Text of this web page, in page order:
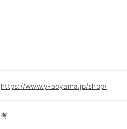
https://www.y-aoyama.jp/shop/
有